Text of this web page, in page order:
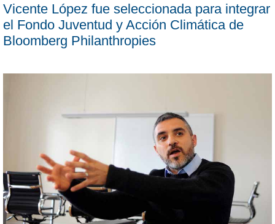
Vicente López fue seleccionada para integrar
el Fondo Juventud y Acción Climática de
Bloomberg Philanthropies